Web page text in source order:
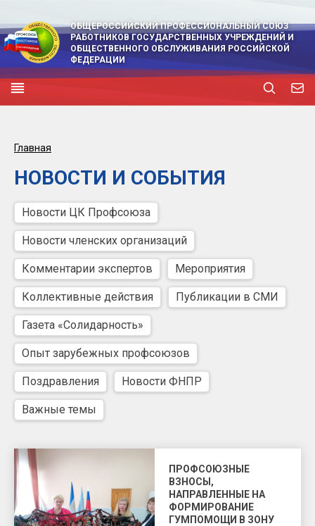
ОБЩЕРОССИЙСКИЙ ПРОФЕССИОНАЛЬНЫЙ СОЮЗ
РАБОТНИКОВ ГОСУДАРСТВЕННЫХ УЧРЕЖДЕНИЙ И
ОБЩЕСТВЕННОГО ОБСЛУЖИВАНИЯ РОССИЙСКОЙ
ФЕДЕРАЦИИ
Главная
НОВОСТИ И СОБЫТИЯ
Новости ЦК Профсоюза
Новости членских организаций
Комментарии экспертов Мероприятия
Коллективные действия Публикации в СМИ
Газета «Солидарность»
Опыт зарубежных профсоюзов
Поздравления Новости ФНПР
Важные темы
ПРОФСОЮЗНЫЕ
ВЗНОСЫ,
НАПРАВЛЕННЫЕ НА
ФОРМИРОВАНИЕ
ГУМПОМОЩИ В ЗОНУ